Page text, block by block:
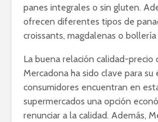
panes integrales o sin gluten.
ofrecen diferentes tipos de
croissants, magdalenas o bollería
La buena relación calidad-precio
Mercadona ha sido clave para su
consumidores encuentran en
supermercados una opción
renunciar a la calidad. Además,